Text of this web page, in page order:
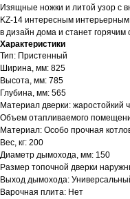
Изящные ножки и литой узор с
KZ-14 интересным
в дизайн дома и станет
Характеристики
Тип: Пристенный
Ширина, мм: 825
Высота, мм: 785
Глубина, мм: 565
Материал дверки: жаростойкий
Объем отапливаемого
Материал: Особо прочная
Вес, кг: 200
Диаметр дымохода, мм: 150
Размер топочной дверки
Выход дымохода:
Варочная плита: Нет